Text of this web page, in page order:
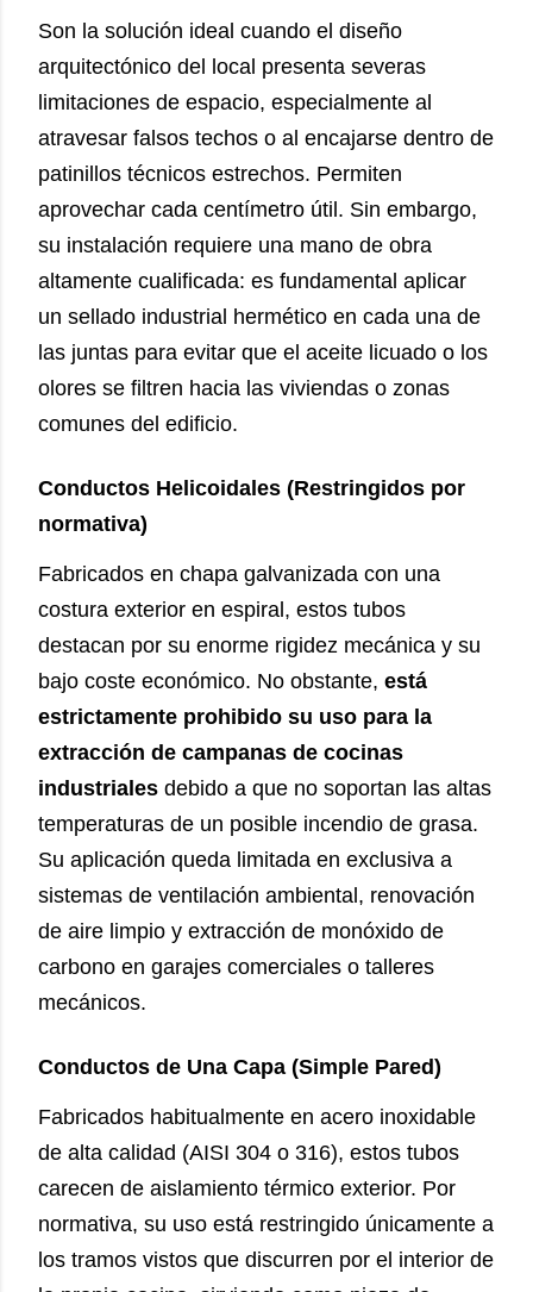
Son la solución ideal cuando el diseño
arquitectónico del local presenta severas
limitaciones de espacio, especialmente al
atravesar falsos techos o al encajarse dentro de
patinillos técnicos estrechos. Permiten
aprovechar cada centímetro útil. Sin embargo,
su instalación requiere una mano de obra
altamente cualificada: es fundamental aplicar
un sellado industrial hermético en cada una de
las juntas para evitar que el aceite licuado o los
olores se filtren hacia las viviendas o zonas
comunes del edificio.
Conductos Helicoidales (Restringidos por
normativa)
Fabricados en chapa galvanizada con una
costura exterior en espiral, estos tubos
destacan por su enorme rigidez mecánica y su
bajo coste económico. No obstante, está
estrictamente prohibido su uso para la
extracción de campanas de cocinas
industriales debido a que no soportan las altas
temperaturas de un posible incendio de grasa.
Su aplicación queda limitada en exclusiva a
sistemas de ventilación ambiental, renovación
de aire limpio y extracción de monóxido de
carbono en garajes comerciales o talleres
mecánicos.
Conductos de Una Capa (Simple Pared)
Fabricados habitualmente en acero inoxidable
de alta calidad (AISI 304 o 316), estos tubos
carecen de aislamiento térmico exterior. Por
normativa, su uso está restringido únicamente a
los tramos vistos que discurren por el interior de